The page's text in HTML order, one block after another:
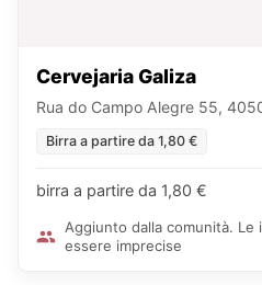
Cervejaria Galiza
Rua do Campo Alegre 55,
Birra a partire da 1,80 €
birra a partire da 1,80 €
Aggiunto dalla comunità.
essere imprecise